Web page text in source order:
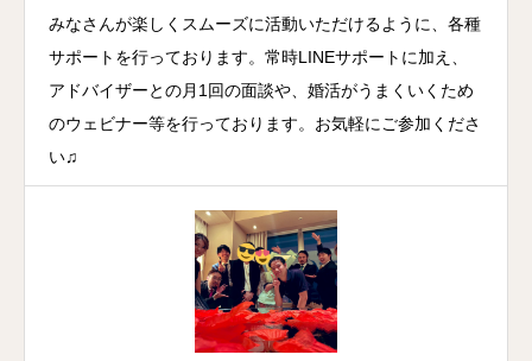
みなさんが楽しくスムーズに活動いただけるように、各種
サポートを行っております。常時LINEサポートに加え、
アドバイザーとの月1回の面談や、婚活がうまくいくため
のウェビナー等を行っております。お気軽にご参加くださ
い♫